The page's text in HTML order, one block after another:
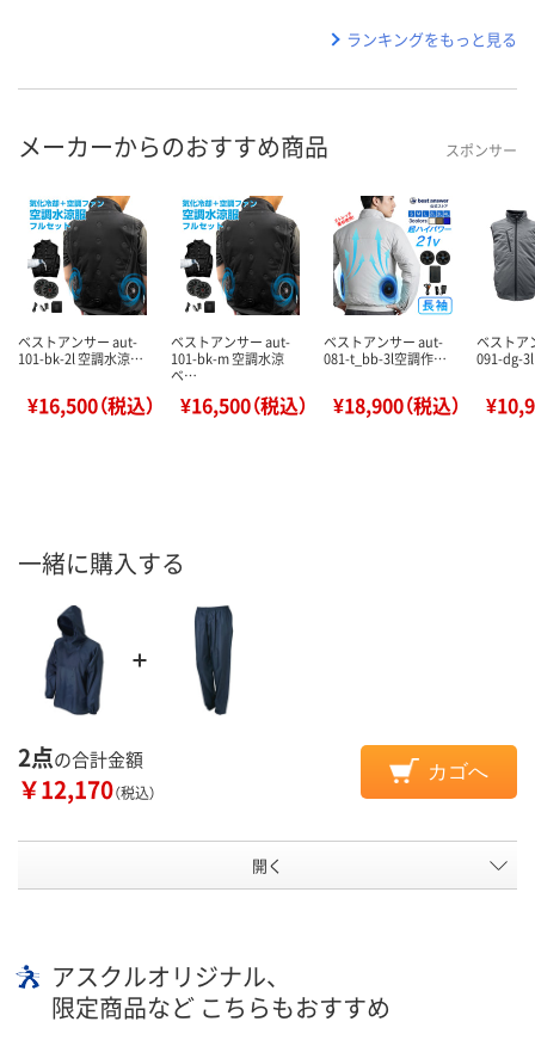
ランキングをもっと見る
メーカーからのおすすめ商品 スポンサー
ベストアンサー aut-
101-bk-2l 空調水涼…
¥16,500（税込）
ベストアンサー aut-
101-bk-m 空調水涼
ベ…
¥16,500（税込）
ベストアンサー aut-
081-t_bb-3l空調作…
¥18,900（税込）
ベストア
091-dg-
一緒に購入する
2点の合計金額
￥12,170（税込）
カゴへ
開く
アスクルオリジナル、
限定商品など こちらもおすすめ